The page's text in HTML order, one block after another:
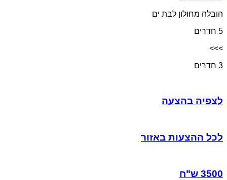
הובלה מחולון לבת ים
5 חדרים
>>>
3 חדרים
לצפיה בהצעה
לכל ההצעות באזור